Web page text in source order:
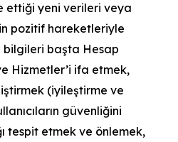
ettiği yeni verileri veya
pozitif hareketleriyle
bilgileri başta Hesap
Hizmetler’i ifa etmek,
(iyileştirme ve
güvenliğini
tespit etmek ve önlemek,